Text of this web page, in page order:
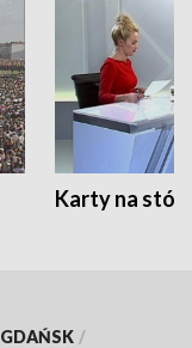
Karty na
GDAŃSK /